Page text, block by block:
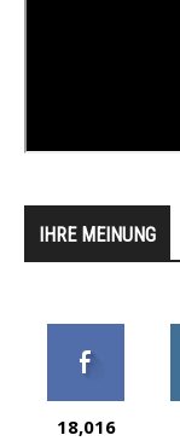
IHRE MEINUNG
18,016